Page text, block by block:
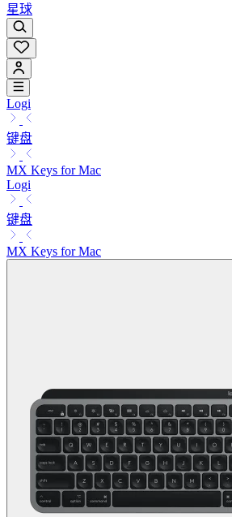
星球
Logi
键盘
MX Keys for Mac
Logi
键盘
MX Keys for Mac